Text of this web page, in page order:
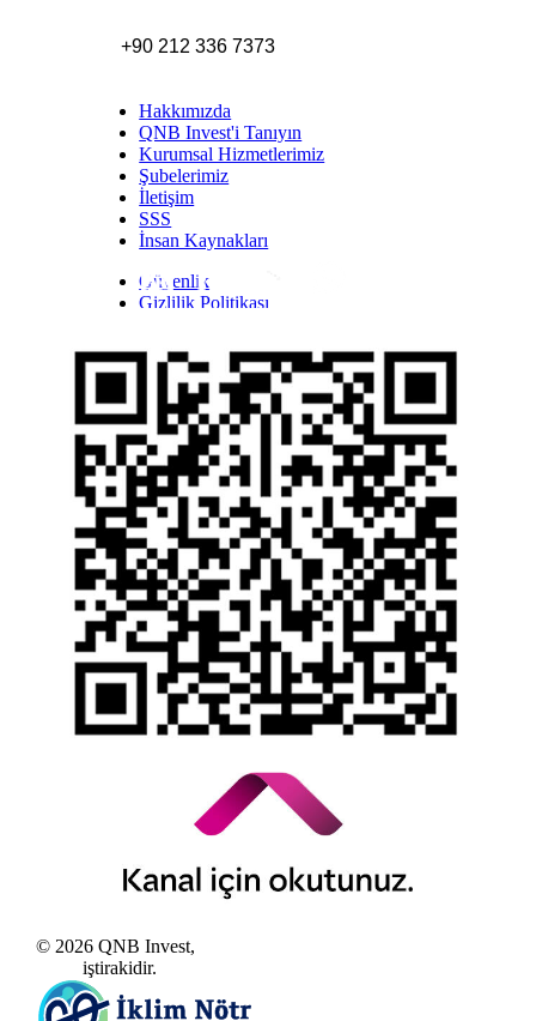
+90 212 336 7373
Hakkımızda
QNB Invest'i Tanıyın
Kurumsal Hizmetlerimiz
Şubelerimiz
İletişim
SSS
İnsan Kaynakları
Güvenlik
Gizlilik Politikası
Yasal Duyurular
Bilgi Toplumu Hizmetleri
Kişisel Verilerin Korunması
YTM - Zamanaşımına Uğrayacak Emanet ve
Alacaklar
Kamuyu Aydınlatma Esaslarına İlişkin Duyuru
TwittLinkYoutWhatsapp
© 2026 QNB Invest,
iştirakidir.